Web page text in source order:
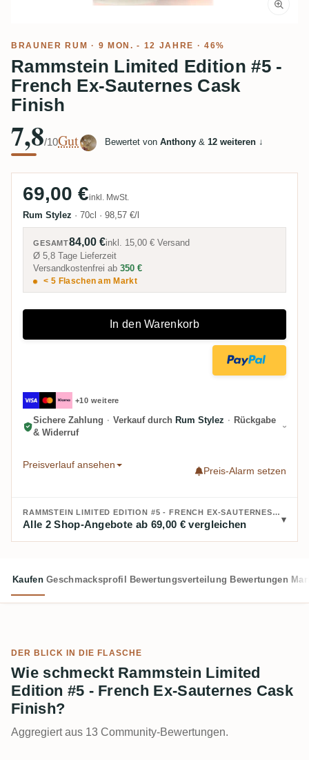
BRAUNER RUM · 9 MON. - 12 JAHRE · 46%
Rammstein Limited Edition #5 -
French Ex-Sauternes Cask
Finish
7,8/10Gut Bewertet von Anthony & 12 weiteren ↓
69,00 €inkl. MwSt.
Rum Stylez · 70cl · 98,57 €/l
GESAMT84,00 €inkl. 15,00 € Versand
Ø 5,8 Tage Lieferzeit
Versandkostenfrei ab 350 €
< 5 Flaschen am Markt
In den Warenkorb
+10 weitere
Sichere Zahlung · Verkauf durch Rum Stylez · Rückgabe
& Widerruf
Preisverlauf ansehen
Preis-Alarm setzen
RAMMSTEIN LIMITED EDITION #5 - FRENCH EX-SAUTERNES CASK FINISH KAUFEN:
Alle 2 Shop-Angebote ab 69,00 € vergleichen
Kaufen Geschmacksprofil Bewertungsverteilung Bewertungen
DER BLICK IN DIE FLASCHE
Wie schmeckt Rammstein Limited
Edition #5 - French Ex-Sauternes Cask
Finish?
Aggregiert aus 13 Community-Bewertungen.